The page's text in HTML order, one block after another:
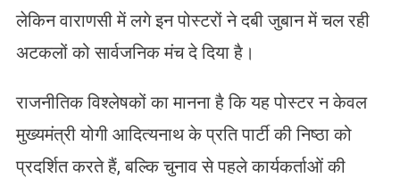
लेकिन वाराणसी में लगे इन पोस्टरों ने दबी जुबान में चल रही
अटकलों को सार्वजनिक मंच दे दिया है।
राजनीतिक विश्लेषकों का मानना है कि यह पोस्टर न केवल
मुख्यमंत्री योगी आदित्यनाथ के प्रति पार्टी की निष्ठा को
प्रदर्शित करते हैं, बल्कि चुनाव से पहले कार्यकर्ताओं की